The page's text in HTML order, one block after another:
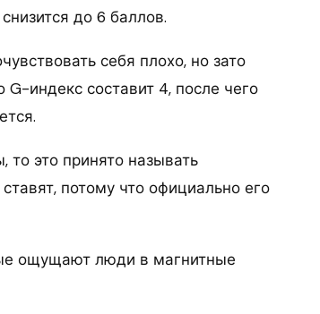
до 6 баллов.
себя плохо, но зато
G-индекс составит 4, после чего
то это принято называть
потому что официально его
ощущают люди в магнитные